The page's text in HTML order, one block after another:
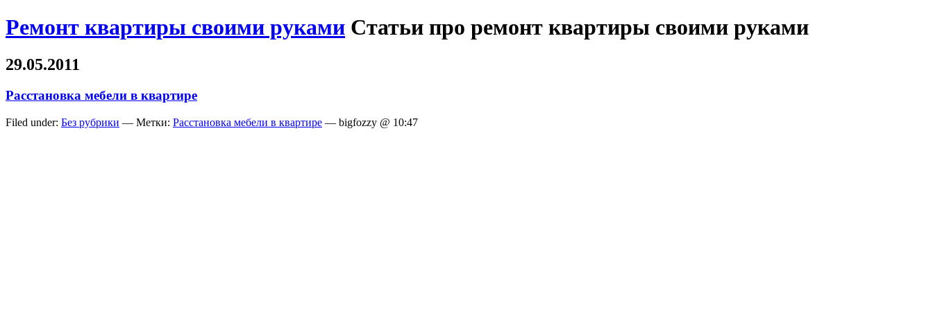
Ремонт квартиры своими руками Статьи про ремонт квартиры своими руками
29.05.2011
Расстановка мебели в квартире
Filed under: Без рубрики — Метки: Расстановка мебели в квартире — bigfozzy @ 10:47